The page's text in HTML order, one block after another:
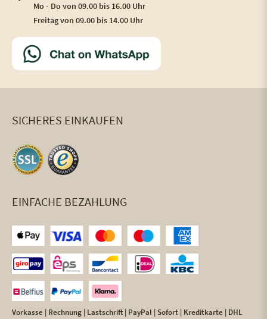
Mo - Do von 09.00 bis 16.00 Uhr
Freitag von 09.00 bis 14.00 Uhr
SICHERES EINKAUFEN
EINFACHE BEZAHLUNG
Vorkasse | Rechnung | Lastschrift | PayPal | Sofort | Kreditkarte | DHL